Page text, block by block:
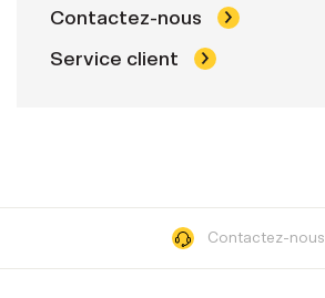
Contactez-nous
Service client
Contactez-nous